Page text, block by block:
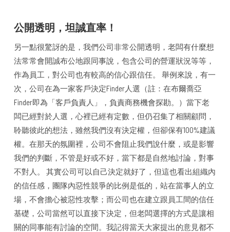
公開透明，坦誠直率！
另一點很驚訝的是，我們公司非常公開透明，老闆有什麼想
法常常會開誠布公地跟同事說，包含公司的營運狀況等等，
作為員工，對公司也有較高的信心跟信任。 舉例來說，有一
次，公司在為一家客戶決定Finder人選（註：在布爾喬亞
Finder即為「客戶負責人」，負責商務機會探勘。）當下老
闆已經對於人選，心裡已經有定數，但仍召集了相關顧問，
聆聽彼此的想法，雖然我們沒有決定權，但卻保有100%建議
權。在那天的氛圍裡，公司不會阻止我們說什麼，或是影響
我們的判斷，不管是好或不好，當下都是自然地討論，對事
不對人。 其實公司可以自己決定就好了，但這也看出組織內
的信任感，團隊內惡性競爭的比例是低的，站在當事人的立
場，不會擔心被惡性攻擊；而公司也在建立跟員工間的信任
基礎，公司當然可以直接下決定，但老闆選擇的方式是讓相
關的同事能有討論的空間。我記得當天大家提出的意見都不